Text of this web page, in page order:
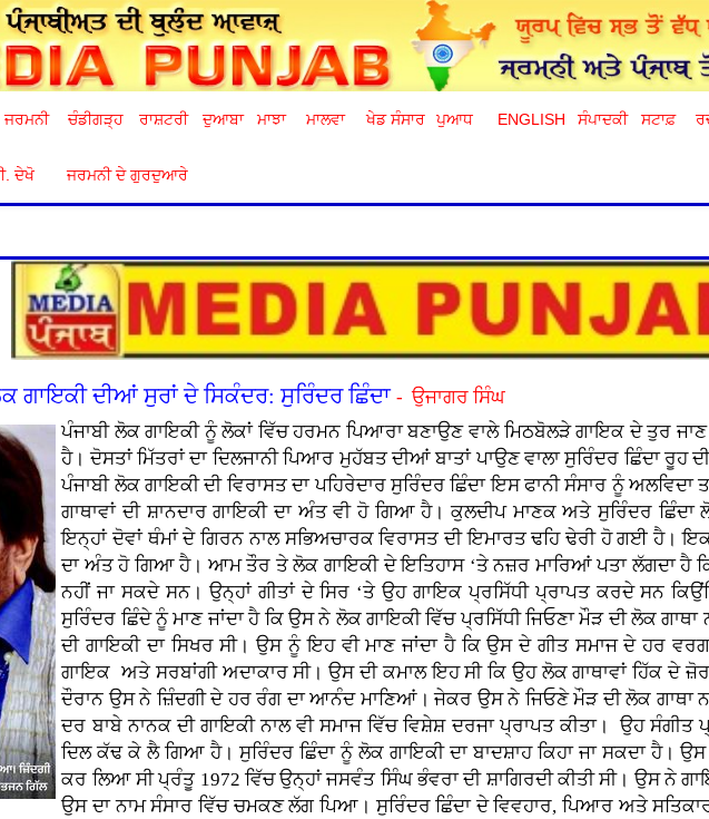
ਜਰਮਨੀ ਚੰਡੀਗੜ੍ਹ ਰਾਸ਼ਟਰੀ ਦੁਆਬਾ ਮਾਝਾ ਮਾਲਵਾ ਖੇਡ ਸੰਸਾਰ ਪੁਆਧ ENGLISH ਸੰਪਾਦਕੀ ਸਟਾਫ਼
ਦੇਖੋ ਜਰਮਨੀ ਦੇ ਗੁਰਦੁਆਰੇ
ਗਾਇਕੀ ਦੀਆਂ ਸੁਰਾਂ ਦੇ ਸਿਕੰਦਰ: ਸੁਰਿੰਦਰ ਛਿੰਦਾ- ਉਜਾਗਰ ਸਿੰਘ
ਪੰਜਾਬੀ ਲੋਕ ਗਾਇਕੀ ਨੂੰ ਲੋਕਾਂ ਵਿੱਚ ਹਰਮਨ ਪਿਆਰਾ ਬਣਾਉਣ ਵਾਲੇ ਮਿਠਬੋਲੜੇ ਗਾਇਕ ਦੇ ਤੁਰ
ਹੈ। ਦੋਸਤਾਂ ਮਿੱਤਰਾਂ ਦਾ ਦਿਲਜਾਨੀ ਪਿਆਰ ਮੁਹੱਬਤ ਦੀਆਂ ਬਾਤਾਂ ਪਾਉਣ ਵਾਲਾ ਸੁਰਿੰਦਰ ਛਿੰਦਾ
ਪੰਜਾਬੀ ਲੋਕ ਗਾਇਕੀ ਦੀ ਵਿਰਾਸਤ ਦਾ ਪਹਿਰੇਦਾਰ ਸੁਰਿੰਦਰ ਛਿੰਦਾ ਇਸ ਫਾਨੀ ਸੰਸਾਰ ਨੂੰ
ਗਾਥਾਵਾਂ ਦੀ ਸ਼ਾਨਦਾਰ ਗਾਇਕੀ ਦਾ ਅੰਤ ਵੀ ਹੋ ਗਿਆ ਹੈ। ਕੁਲਦੀਪ ਮਾਣਕ ਅਤੇ ਸੁਰਿੰਦਰ ਛਿੰਦਾ
ਇਨ੍ਹਾਂ ਦੋਵਾਂ ਥੰਮਾਂ ਦੇ ਗਿਰਨ ਨਾਲ ਸਭਿਅਚਾਰਕ ਵਿਰਾਸਤ ਦੀ ਇਮਾਰਤ ਢਹਿ ਢੇਰੀ ਹੋ ਗਈ ਹੈ।
ਦਾ ਅੰਤ ਹੋ ਗਿਆ ਹੈ। ਆਮ ਤੌਰ ਤੇ ਲੋਕ ਗਾਇਕੀ ਦੇ ਇਤਿਹਾਸ ‘ਤੇ ਨਜ਼ਰ ਮਾਰਿਆਂ ਪਤਾ ਲੱਗਦਾ ਹੈ
ਨਹੀਂ ਜਾ ਸਕਦੇ ਸਨ। ਉਨ੍ਹਾਂ ਗੀਤਾਂ ਦੇ ਸਿਰ ‘ਤੇ ਉਹ ਗਾਇਕ ਪ੍ਰਸਿੱਧੀ ਪ੍ਰਾਪਤ ਕਰਦੇ ਸਨ
ਸੁਰਿੰਦਰ ਛਿੰਦੇ ਨੂੰ ਮਾਣ ਜਾਂਦਾ ਹੈ ਕਿ ਉਸ ਨੇ ਲੋਕ ਗਾਇਕੀ ਵਿੱਚ ਪ੍ਰਸਿੱਧੀ ਜਿਓਣਾ ਮੌੜ ਦੀ ਲੋਕ ਗਾਥਾ
ਦੀ ਗਾਇਕੀ ਦਾ ਸਿਖਰ ਸੀ। ਉਸ ਨੂੰ ਇਹ ਵੀ ਮਾਣ ਜਾਂਦਾ ਹੈ ਕਿ ਉਸ ਦੇ ਗੀਤ ਸਮਾਜ ਦੇ ਹਰ
ਗਾਇਕ ਅਤੇ ਸਰਬਾਂਗੀ ਅਦਾਕਾਰ ਸੀ। ਉਸ ਦੀ ਕਮਾਲ ਇਹ ਸੀ ਕਿ ਉਹ ਲੋਕ ਗਾਥਾਵਾਂ ਹਿੱਕ ਦੇ
ਦੌਰਾਨ ਉਸ ਨੇ ਜ਼ਿੰਦਗੀ ਦੇ ਹਰ ਰੰਗ ਦਾ ਆਨੰਦ ਮਾਣਿਆਂ। ਜੇਕਰ ਉਸ ਨੇ ਜਿਓਣੇ ਮੌੜ ਦੀ ਲੋਕ ਗਾਥਾ
ਦਰ ਬਾਬੇ ਨਾਨਕ ਦੀ ਗਾਇਕੀ ਨਾਲ ਵੀ ਸਮਾਜ ਵਿੱਚ ਵਿਸ਼ੇਸ਼ ਦਰਜਾ ਪ੍ਰਾਪਤ ਕੀਤਾ। ਉਹ
ਦਿਲ ਕੱਢ ਕੇ ਲੈ ਗਿਆ ਹੈ। ਸੁਰਿੰਦਰ ਛਿੰਦਾ ਨੂੰ ਲੋਕ ਗਾਇਕੀ ਦਾ ਬਾਦਸ਼ਾਹ ਕਿਹਾ ਜਾ ਸਕਦਾ ਹੈ।
ਕਰ ਲਿਆ ਸੀ ਪ੍ਰੰਤੂ 1972 ਵਿੱਚ ਉਨ੍ਹਾਂ ਜਸਵੰਤ ਸਿੰਘ ਭੰਵਰਾ ਦੀ ਸ਼ਾਗਿਰਦੀ ਕੀਤੀ ਸੀ। ਉਸ ਨੇ
ਉਸ ਦਾ ਨਾਮ ਸੰਸਾਰ ਵਿੱਚ ਚਮਕਣ ਲੱਗ ਪਿਆ। ਸੁਰਿੰਦਰ ਛਿੰਦਾ ਦੇ ਵਿਵਹਾਰ, ਪਿਆਰ ਅਤੇ